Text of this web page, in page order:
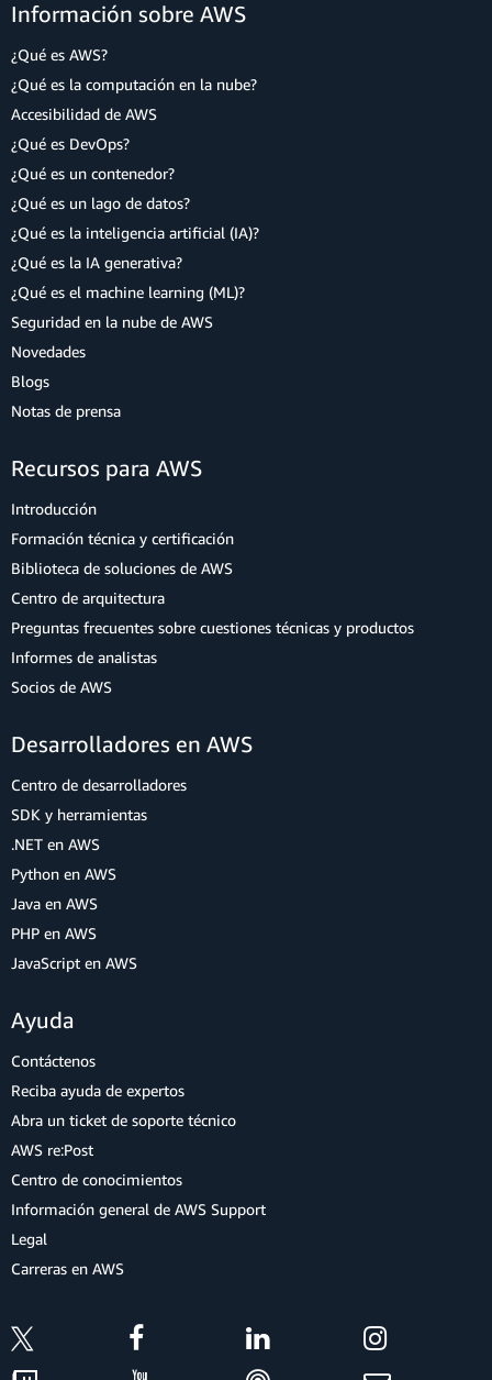
Información sobre AWS
¿Qué es AWS?
¿Qué es la computación en la nube?
Accesibilidad de AWS
¿Qué es DevOps?
¿Qué es un contenedor?
¿Qué es un lago de datos?
¿Qué es la inteligencia artificial (IA)?
¿Qué es la IA generativa?
¿Qué es el machine learning (ML)?
Seguridad en la nube de AWS
Novedades
Blogs
Notas de prensa
Recursos para AWS
Introducción
Formación técnica y certificación
Biblioteca de soluciones de AWS
Centro de arquitectura
Preguntas frecuentes sobre cuestiones técnicas y productos
Informes de analistas
Socios de AWS
Desarrolladores en AWS
Centro de desarrolladores
SDK y herramientas
.NET en AWS
Python en AWS
Java en AWS
PHP en AWS
JavaScript en AWS
Ayuda
Contáctenos
Reciba ayuda de expertos
Abra un ticket de soporte técnico
AWS re:Post
Centro de conocimientos
Información general de AWS Support
Legal
Carreras en AWS